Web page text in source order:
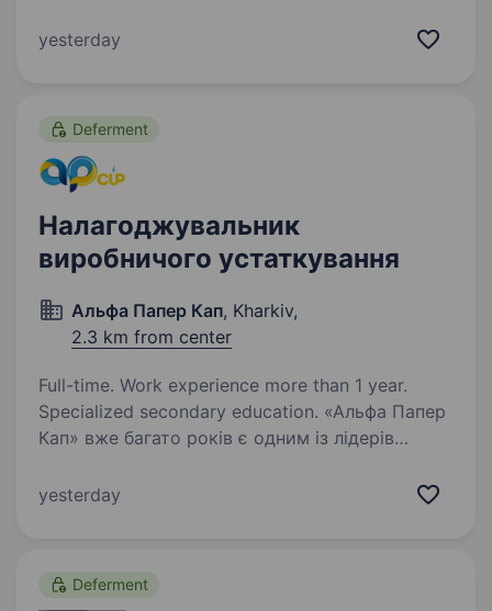
на постійній основі налагоджувальник ТПА
yesterday
Deferment
Налагоджувальник
виробничого устаткування
Альфа Папер Кап, Kharkiv,
2.3 km from center
Full-time. Work experience more than 1 year.
Specialized secondary education. «Альфа Папер
Кап» вже багато років є одним із лідерів
безпечних матеріалів. Завдяки величезному
yesterday
Deferment